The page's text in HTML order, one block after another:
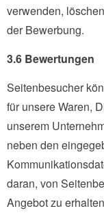
verwenden,
der Bewerbung.
3.6 Bewertungen
Seitenbesucher
für unsere Waren,
unserem
neben den
daran, von
Angebot zu